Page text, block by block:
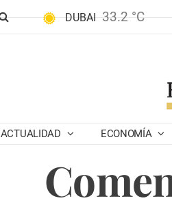
DUBAI 33.2 °C
ACTUALIDAD ECONOMÍA